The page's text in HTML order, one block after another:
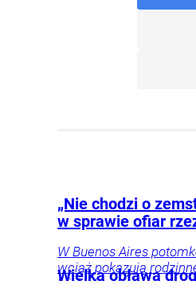
„Nie chodzi o
w sprawie ofiar
W Buenos Aires
wciąż pokazują
Wielka obława